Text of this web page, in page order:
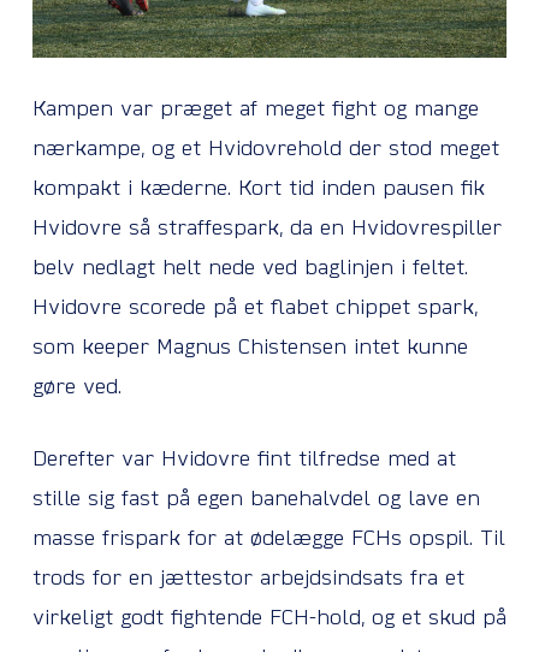
Kampen var præget af meget fight og mange
nærkampe, og et Hvidovrehold der stod meget
kompakt i kæderne. Kort tid inden pausen fik
Hvidovre så straffespark, da en Hvidovrespiller
belv nedlagt helt nede ved baglinjen i feltet.
Hvidovre scorede på et flabet chippet spark,
som keeper Magnus Chistensen intet kunne
gøre ved.
Derefter var Hvidovre fint tilfredse med at
stille sig fast på egen banehalvdel og lave en
masse frispark for at ødelægge FCHs opspil. Til
trods for en jættestor arbejdsindsats fra et
virkeligt godt fightende FCH-hold, og et skud på